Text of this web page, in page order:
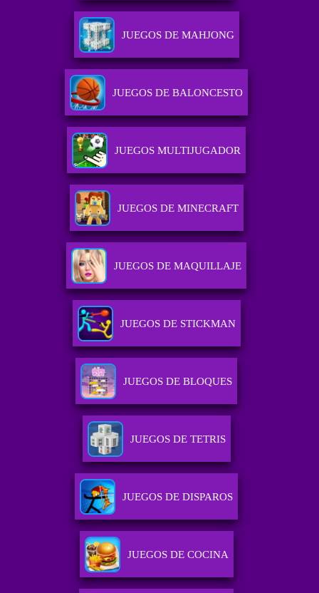
JUEGOS DE MAHJONG
JUEGOS DE BALONCESTO
JUEGOS MULTIJUGADOR
JUEGOS DE MINECRAFT
JUEGOS DE MAQUILLAJE
JUEGOS DE STICKMAN
JUEGOS DE BLOQUES
JUEGOS DE TETRIS
JUEGOS DE DISPAROS
JUEGOS DE COCINA